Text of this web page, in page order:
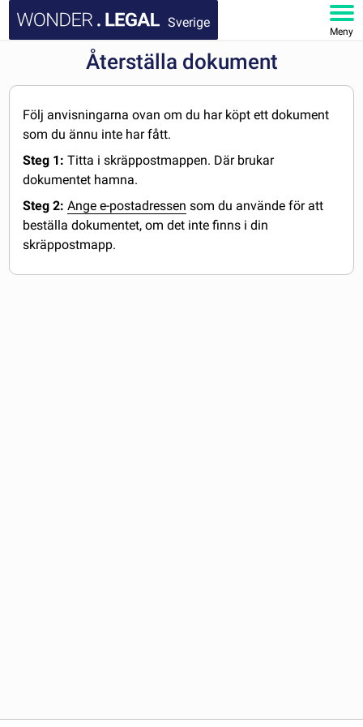
Sverige
Meny
STARTSIDA
MITT KONTO
Återställa dokument
Följ anvisningarna ovan om du har köpt ett dokument
som du ännu inte har fått.
Steg 1: Titta i skräppostmappen. Där brukar
dokumentet hamna.
Steg 2: Ange e-postadressen som du använde för att
beställa dokumentet, om det inte finns i din
skräppostmapp.